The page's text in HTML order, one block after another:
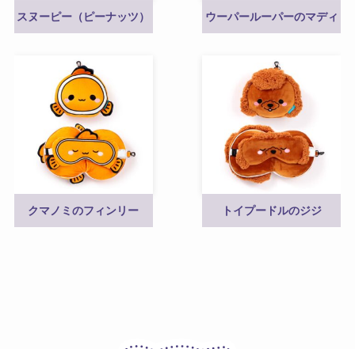
スヌーピー（ピーナッツ） ウーパールーパーのマディ
クマノミのフィンリー トイプードルのジジ